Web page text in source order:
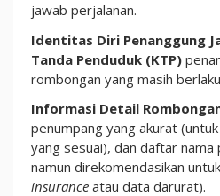
jawab perjalanan.
Identitas Diri Penanggung
Tanda Penduduk (KTP)
rombongan yang masih
Informasi Detail
penumpang yang akurat
yang sesuai), dan daftar nama
namun direkomendasikan
insurance atau data darurat).